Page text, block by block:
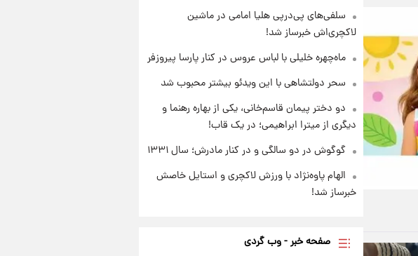
سلفی‌های پی‌درپی هلیا امامی در ماشین
لاکچری‌اش خبرساز شد!
ماه‌چهره خلیلی با لباس عروس در کنار پارسا پیروزفر
سحر دولتشاهی با این ویدئو بیشتر محبوب شد
دو دختر پیمان قاسم‌خانی، یکی از بهاره رهنما و
دیگری از میترا ابراهیمی؛ در یک قاب!
گوگوش در دو سالگی و در کنار مادرش؛ سال ۱۳۳۱
الهام پاوه‌نژاد با ورزش لاکچری و استایل خاصش
خبرساز شد!
صفحه خبر - وب گردی